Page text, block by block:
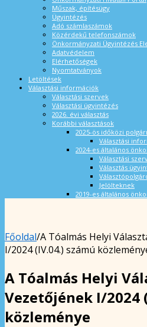
Műszak, építésügy
Ügyintézés
Adó számlaszámok
Közérdekű telefonszámok
Önkormányzati Ügyintézés
Adatvédelem
Elérhetőségek
Nyomtatványok
Letöltések
Választási információk
Választási szervek
Választási ügyintézés
2026. évi választás
Korábbi választások
2025-ös időközi
Választási
2024-es általános
Választási
Választás
Jelölteknek
2019-es általános
Főoldal/A Tóalmás Helyi
I/2024 (IV.04.) számú
A Tóalmás Helyi
Vezetőjének I/2024
közleménye